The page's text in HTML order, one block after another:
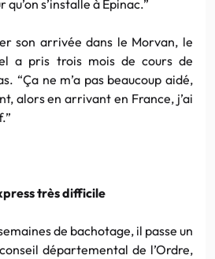
s’installe à Epinac.”
son arrivée dans le Morvan, le
a pris trois mois de cours de
“Ça ne m’a pas beaucoup aidé,
alors en arrivant en France, j’ai
très difficile
de bachotage, il passe un
départemental de l’Ordre,